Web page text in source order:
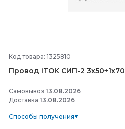
Код товара: 1325810
Провод iTOK СИП-2 3х50+1х70
Самовывоз 13.08.2026
Доставка 13.08.2026
Способы получения